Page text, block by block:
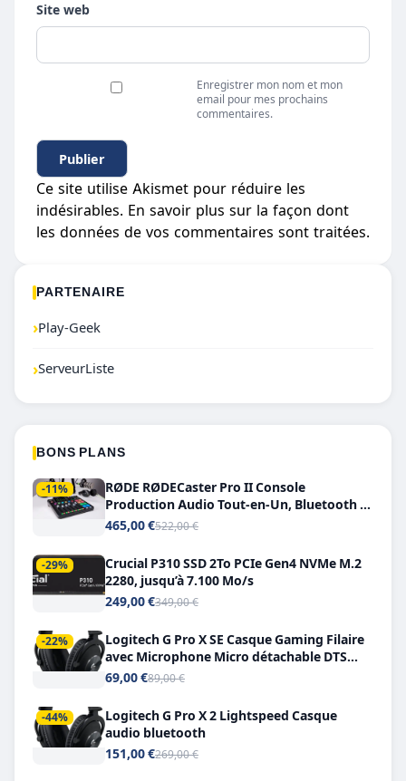
Site web
Enregistrer mon nom et mon
email pour mes prochains
commentaires.
Ce site utilise Akismet pour réduire les
indésirables. En savoir plus sur la façon dont
les données de vos commentaires sont traitées.
PARTENAIRE
›Play-Geek
›ServeurListe
BONS PLANS
-11%
RØDE RØDECaster Pro II Console
Production Audio Tout-en-Un, Bluetooth et
Double USB-C
465,00 €522,00 €
-29%
Crucial P310 SSD 2To PCIe Gen4 NVMe M.2
2280, jusqu’à 7.100 Mo/s
249,00 €349,00 €
-22%
Logitech G Pro X SE Casque Gaming Filaire
avec Microphone Micro détachable DTS
Headphone X 7.1
69,00 €89,00 €
-44%
Logitech G Pro X 2 Lightspeed Casque
audio bluetooth
151,00 €269,00 €